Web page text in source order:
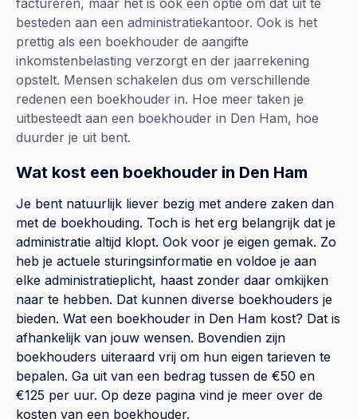
factureren, maar het is ook een optie om dat uit te
besteden aan een administratiekantoor. Ook is het
prettig als een boekhouder de aangifte
inkomstenbelasting verzorgt en der jaarrekening
opstelt. Mensen schakelen dus om verschillende
redenen een boekhouder in. Hoe meer taken je
uitbesteedt aan een boekhouder in Den Ham, hoe
duurder je uit bent.
Wat kost een boekhouder in Den Ham
Je bent natuurlijk liever bezig met andere zaken dan
met de boekhouding. Toch is het erg belangrijk dat je
administratie altijd klopt. Ook voor je eigen gemak. Zo
heb je actuele sturingsinformatie en voldoe je aan
elke administratieplicht, haast zonder daar omkijken
naar te hebben. Dat kunnen diverse boekhouders je
bieden. Wat een boekhouder in Den Ham kost? Dat is
afhankelijk van jouw wensen. Bovendien zijn
boekhouders uiteraard vrij om hun eigen tarieven te
bepalen. Ga uit van een bedrag tussen de €50 en
€125 per uur. Op deze pagina vind je meer over de
kosten van een boekhouder.